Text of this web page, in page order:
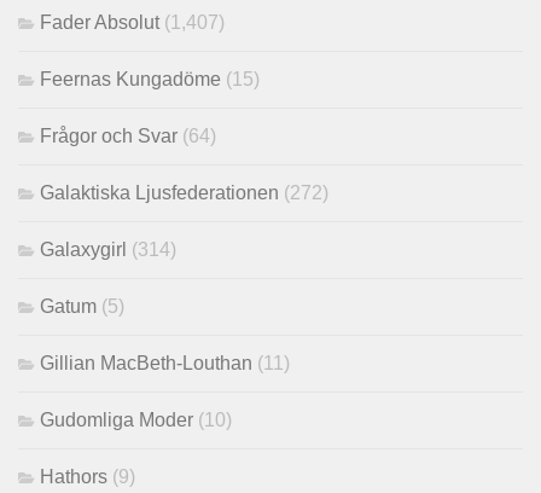
Fader Absolut (1,407)
Feernas Kungadöme (15)
Frågor och Svar (64)
Galaktiska Ljusfederationen (272)
Galaxygirl (314)
Gatum (5)
Gillian MacBeth-Louthan (11)
Gudomliga Moder (10)
Hathors (9)